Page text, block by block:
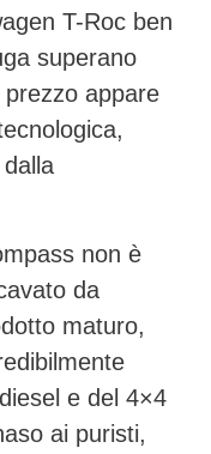
T-Roc ben
superano
appare
non è
da
maturo,
e del 4×4
ai puristi,